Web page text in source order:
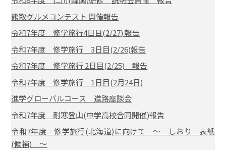
熊取グルメコンテスト 開催報告
令和7年度 修学旅行4日目(2/27) 報告
令和7年度 修学旅行 3日目(2/26)報告
令和7年度 修学旅行 2日目(2/25) 報告
令和7年度 修学旅行 1日目(2月24日)
進学グローバルコース 進路座談会
令和7年度 耐寒登山(中学高校合同開催)報告
令和7年度 修学旅行(北海道)に向けて ～ しおり 表紙
(候補) ～